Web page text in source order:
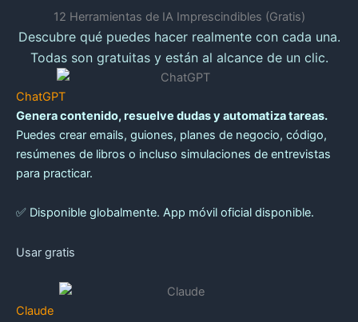
12 Herramientas de IA Imprescindibles (Gratis)
Descubre qué puedes hacer realmente con cada una.
Todas son gratuitas y están al alcance de un clic.
ChatGPT
Genera contenido, resuelve dudas y automatiza tareas.
Puedes crear emails, guiones, planes de negocio, código,
resúmenes de libros o incluso simulaciones de entrevistas
para practicar.
✅ Disponible globalmente. App móvil oficial disponible.
Usar gratis
Claude